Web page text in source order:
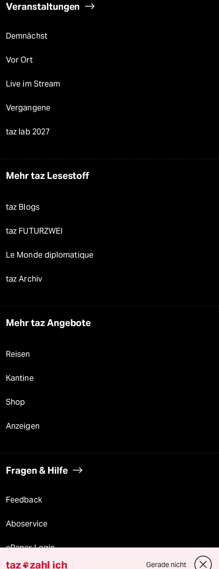
Veranstaltungen
Demnächst
Vor Ort
Live im Stream
Vergangene
taz lab 2027
Mehr taz Lesestoff
taz Blogs
taz FUTURZWEI
Le Monde diplomatique
taz Archiv
Mehr taz Angebote
Reisen
Kantine
Shop
Anzeigen
Fragen & Hilfe
Feedback
Aboservice
ePaper Login
taz zahl ich Gerade nicht